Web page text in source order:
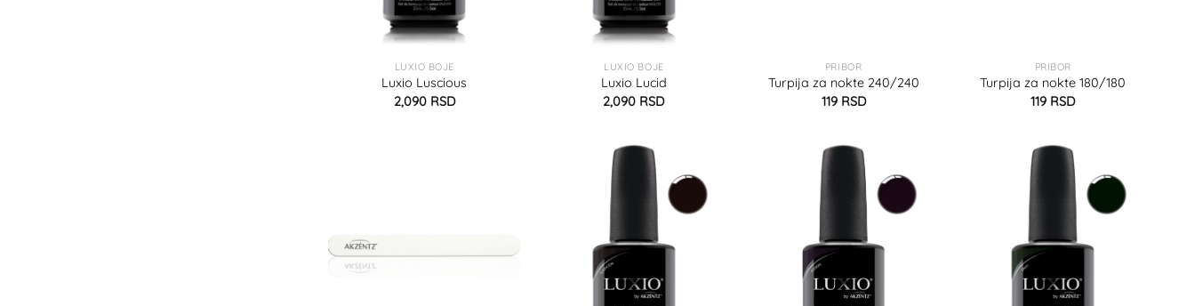
LUXIO BOJE
Luxio Luscious
2,090 RSD
LUXIO BOJE
Luxio Lucid
2,090 RSD
PRIBOR
Turpija za nokte 240/240
119 RSD
PRIBOR
Turpija za nokte 180/180
119 RSD